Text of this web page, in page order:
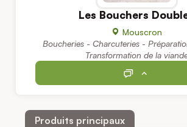
Les Bouchers
Mouscron
Boucheries - Charcuteries -
Transformation de la
Produits principaux